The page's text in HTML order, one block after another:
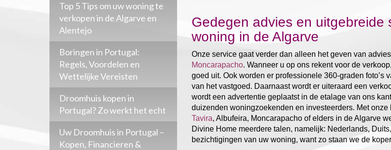
Gedegen advies en uitgebreide
woning in de Algarve
Onze service gaat verder dan alleen het geven van
Moncarapacho. Wanneer u op ons rekent voor de
goed uit. Ook worden er professionele 360-graden
van het vastgoed. Daarnaast wordt er uiteraard een
wordt een advertentie geplaatst in de etalage van ons
duizenden woningzoekenden en investeerders. Met
Tavira, Albufeira, Moncarapacho of elders in de Algarve
Divine Home meerdere talen, namelijk: Nederlands,
bezichtigingen van uw woning, want zo staan we de
Top 5 Tips om uw woning te
verkopen in de Algarve en
Alentejo
Boringen in Portugal:
Regels, Voordelen en
Wettelijke Vereisten
Droomhuis kopen in
Portugal? Zo werkt het echt
Uw Droomhuis in Portugal –
Kopen, Financieren &